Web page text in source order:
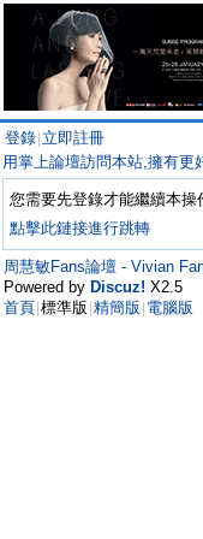
登錄 立即註冊
用掌上論壇訪問本站,擁有更
您需要先登錄才能繼續本操
點擊此鏈接進行跳轉
周慧敏Fans論壇 - Vivian
Powered by Discuz! X2.5
首頁 標準版 精簡版 電腦版